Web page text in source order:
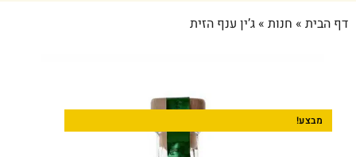
דף הבית » חנות »ג’ין ענף הזית
מבצע!